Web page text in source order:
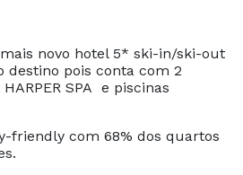
novo hotel 5* ski-in/ski-out
destino pois conta com 2
SPA e piscinas
friendly com 68% dos quartos